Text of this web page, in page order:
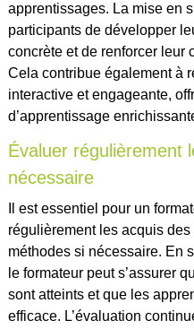
apprentissages. La mise en
participants de développer
concrète et de renforcer leur
Cela contribue également à
interactive et engageante,
d’apprentissage
Évaluer régulièrement
nécessaire
Il est essentiel pour un
régulièrement les acquis
méthodes si nécessaire. En
le formateur peut s’assurer
sont atteints et que les
efficace. L’évaluation